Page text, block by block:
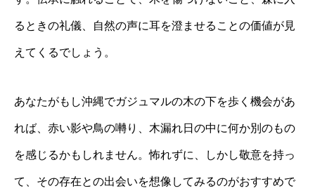
るときの礼儀、自然の声に耳を澄ませることの価値が見
えてくるでしょう。
あなたがもし沖縄でガジュマルの木の下を歩く機会があ
れば、赤い影や鳥の囀り、木漏れ日の中に何か別のもの
を感じるかもしれません。怖れずに、しかし敬意を持っ
て、その存在との出会いを想像してみるのがおすすめで